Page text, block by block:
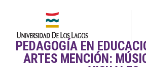
PEDAGOGÍA EN
ARTES MENCIÓN: